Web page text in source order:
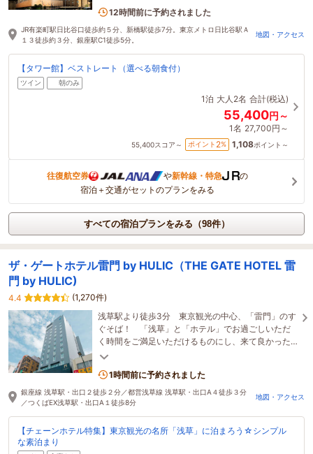
3名がこの宿を見ています
12時間前に予約されました
JR有楽町駅日比谷口徒歩約５分、新橋駅徒歩7分。東京メトロ日比谷駅Ａ
１３徒歩約３分、銀座駅C1徒歩5分。
地図・アクセス
【タワー館】ベストレート（選べる朝食付）
ツイン 朝のみ
1泊 大人2名 合計(税込)
55,400円～
1名 27,700円～
55,400スコア～ ポイント 2% 1,108ポイント～
往復航空券 や新幹線・特急
の
宿泊＋交通がセットのプランをみる
すべての宿泊プランをみる（98件）
ザ・ゲートホテル雷門 by HULIC（THE GATE HOTEL 雷
門 by HULIC)
4.4
(1,270件)
浅草駅より徒歩3分 東京観光の中心、「雷門」のす
ぐそば！ 「浅草」と「ホテル」でお過ごしいただ
く時間をご満足いただけるものにし、来て良かった
と心から喜んでいただけるようなホテルを目指しま
1時間前に予約されました
銀座線 浅草駅・出口２徒歩２分／都営浅草線 浅草駅・出口A４徒歩３分
／つくばEX浅草駅・出口A１徒歩8分
地図・アクセス
【チェーンホテル特集】東京観光の名所「浅草」に泊まろう☆シンプル
な素泊まり